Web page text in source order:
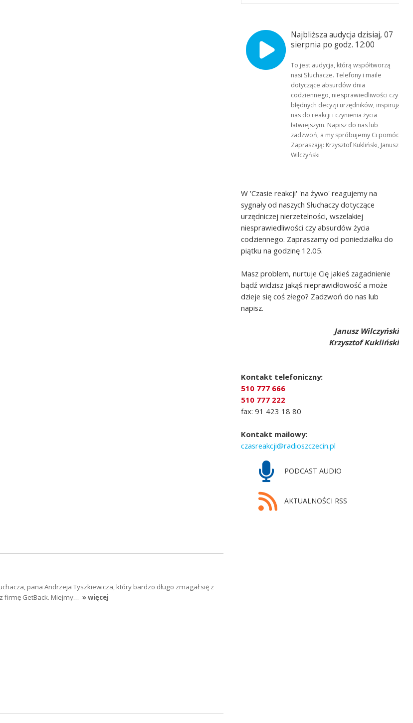
Najbliższa audycja dzisiaj, 07
sierpnia po godz. 12:00
To jest audycja, którą współtworzą
nasi Słuchacze. Telefony i maile
dotyczące absurdów dnia
codziennego, niesprawiedliwości czy
błędnych decyzji urzędników, inspirują
nas do reakcji i czynienia życia
łatwiejszym. Napisz do nas lub
zadzwoń, a my spróbujemy Ci pomóc.
Zapraszają: Krzysztof Kukliński, Janusz
Wilczyński
W 'Czasie reakcji' 'na żywo' reagujemy na
sygnały od naszych Słuchaczy dotyczące
urzędniczej nierzetelności, wszelakiej
niesprawiedliwości czy absurdów życia
codziennego. Zapraszamy od poniedziałku do
piątku na godzinę 12.05.
Masz problem, nurtuje Cię jakieś zagadnienie
bądź widzisz jakąś nieprawidłowość a może
dzieje się coś złego? Zadzwoń do nas lub
napisz.
Janusz Wilczyński
Krzysztof Kukliński
Kontakt telefoniczny:
510 777 666
510 777 222
fax: 91 423 18 80
Kontakt mailowy:
czasreakcji@radioszczecin.pl
PODCAST AUDIO
AKTUALNOŚCI RSS
pana Andrzeja Tyszkiewicza, który bardzo długo zmagał się z
firmę GetBack. Miejmy… » więcej